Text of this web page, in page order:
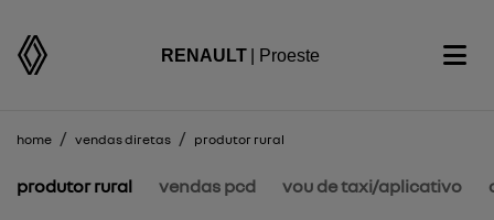
RENAULT | Proeste
home vendas diretas produtor rural
vendas pcd vou de taxi/aplicativo
produtor rural